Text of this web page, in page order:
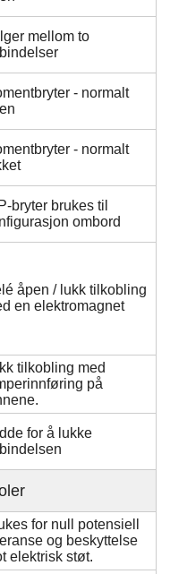
mellom to
- normalt
- normalt
bryter brukes til
ombord
åpen / lukk tilkobling
en elektromagnet
tilkobling med
på
for å lukke
for null potensiell
og beskyttelse
elektrisk støt.